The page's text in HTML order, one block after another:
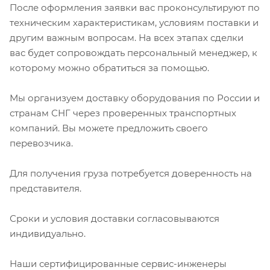
После оформления заявки вас проконсультируют по
техническим характеристикам, условиям поставки и
другим важным вопросам. На всех этапах сделки
вас будет сопровождать персональный менеджер, к
которому можно обратиться за помощью.
Мы организуем доставку оборудования по России и
странам СНГ через проверенных транспортных
компаний. Вы можете предложить своего
перевозчика.
Для получения груза потребуется доверенность на
представителя.
Сроки и условия доставки согласовываются
индивидуально.
Наши сертифицированные сервис-инженеры